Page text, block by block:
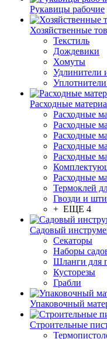
Рукавицы рабочие
Хозяйственные
Текстиль
Дождевики
Хомуты
Удлинители
Расходные
Расходные
Расходные
Расходные
Расходные
Расходные
Расходные
Термоклей
Гвозди и
+ ЕЩЕ 4
Садовый
Секаторы
Наборы
Шланги для
Кусторезы
Грабли
Упаковочный
Строительные